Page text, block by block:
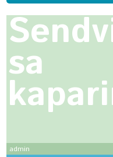
sa
admin